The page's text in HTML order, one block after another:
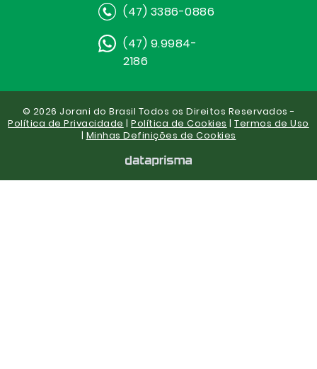
(47) 3386-0886
(47) 9.9984-
2186
© 2026 Jorani do Brasil Todos os Direitos Reservados -
Política de Privacidade |Política de Cookies |Termos de Uso
| Minhas Definições de Cookies